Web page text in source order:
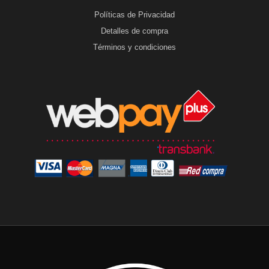
Políticas de Privacidad
Detalles de compra
Términos y condiciones